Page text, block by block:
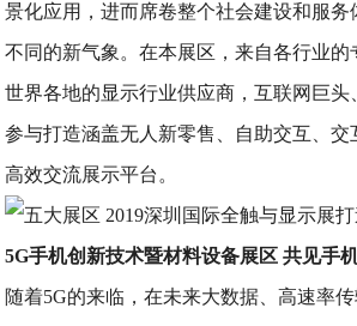
景化应用，进而席卷整个社会建设和服务
不同的新气象。在本展区，来自各行业
世界各地的显示行业供应商，互联网巨头
参与打造涵盖无人新零售、自助交互、交
高效交流展示平台。
5G手机创新技术暨材料设备展区 共见手
随着5G的来临，在未来大数据、高速率